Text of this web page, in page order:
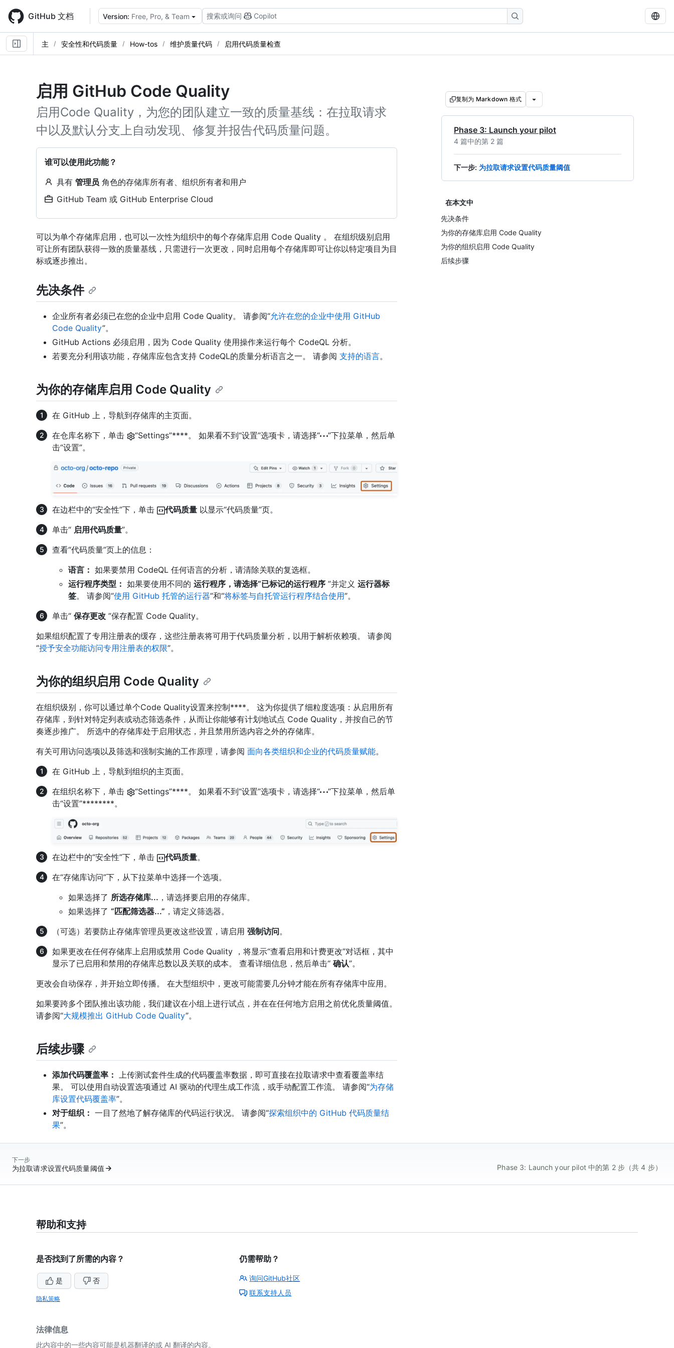
main
content
GitHub 文档 Version: Free, Pro, & Team 搜索或询问 Copilot
主 安全性和代码质量 How-tos 维护质量代码 启用代码质量检查
启用 GitHub Code Quality
启用Code Quality，为您的团队建立一致的质量基线：在拉取请求
中以及默认分支上自动发现、修复并报告代码质量问题。
谁可以使用此功能？
具有 管理员 角色的存储库所有者、组织所有者和用户
GitHub Team 或 GitHub Enterprise Cloud
复制为 Markdown 格式
Phase 3: Launch your pilot
4 篇中的第 2 篇
下一步: 为拉取请求设置代码质量阈值
在本文中
先决条件
为你的存储库启用 Code Quality
为你的组织启用 Code Quality
后续步骤
可以为单个存储库启用，也可以一次性为组织中的每个存储库启用 Code Quality 。 在组织级别启用
可让所有团队获得一致的质量基线，只需进行一次更改，同时启用每个存储库即可让你以特定项目为目
标或逐步推出。
先决条件
企业所有者必须已在您的企业中启用 Code Quality。 请参阅“允许在您的企业中使用 GitHub
Code Quality”。
GitHub Actions 必须启用，因为 Code Quality 使用操作来运行每个 CodeQL 分析。
若要充分利用该功能，存储库应包含支持 CodeQL的质量分析语言之一。 请参阅 支持的语言。
为你的存储库启用 Code Quality
在 GitHub 上，导航到存储库的主页面。
在仓库名称下，单击
“Settings”****。 如果看不到“设置”选项卡，请选择“
”下拉菜单，然后单
击“设置”。
在边栏中的“安全性”下，单击 代码质量 以显示“代码质量”页。
单击“ 启用代码质量”。
查看“代码质量”页上的信息：
语言： 如果要禁用 CodeQL 任何语言的分析，请清除关联的复选框。
运行程序类型： 如果要使用不同的 运行程序，请选择“已标记的运行程序 ”并定义 运行器标
签。 请参阅“使用 GitHub 托管的运行器”和“将标签与自托管运行程序结合使用”。
单击“ 保存更改 ”保存配置 Code Quality。
如果组织配置了专用注册表的缓存，这些注册表将可用于代码质量分析，以用于解析依赖项。 请参阅
“授予安全功能访问专用注册表的权限”。
为你的组织启用 Code Quality
在组织级别，你可以通过单个Code Quality设置来控制****。 这为你提供了细粒度选项：从启用所有
存储库，到针对特定列表或动态筛选条件，从而让你能够有计划地试点 Code Quality，并按自己的节
奏逐步推广。 所选中的存储库处于启用状态，并且禁用所选内容之外的存储库。
有关可用访问选项以及筛选和强制实施的工作原理，请参阅 面向各类组织和企业的代码质量赋能。
在 GitHub 上，导航到组织的主页面。
在组织名称下，单击
“Settings”****。 如果看不到“设置”选项卡，请选择“
”下拉菜单，然后单
击“设置”********。
在边栏中的“安全性”下，单击 代码质量。
在“存储库访问”下，从下拉菜单中选择一个选项。
如果选择了 所选存储库... ，请选择要启用的存储库。
如果选择了 “匹配筛选器...” ，请定义筛选器。
（可选）若要防止存储库管理员更改这些设置，请启用 强制访问。
如果更改在任何存储库上启用或禁用 Code Quality ，将显示“查看启用和计费更改”对话框，其中
显示了已启用和禁用的存储库总数以及关联的成本。 查看详细信息，然后单击“ 确认”。
更改会自动保存，并开始立即传播。 在大型组织中，更改可能需要几分钟才能在所有存储库中应用。
如果要跨多个团队推出该功能，我们建议在小组上进行试点，并在在任何地方启用之前优化质量阈值。
请参阅“大规模推出 GitHub Code Quality”。
后续步骤
添加代码覆盖率： 上传测试套件生成的代码覆盖率数据，即可直接在拉取请求中查看覆盖率结
果。 可以使用自动设置选项通过 AI 驱动的代理生成工作流，或手动配置工作流。 请参阅“为存储
库设置代码覆盖率”。
对于组织： 一目了然地了解存储库的代码运行状况。 请参阅“探索组织中的 GitHub 代码质量结
果”。
下一步
为拉取请求设置代码质量阈值 Phase 3: Launch your pilot 中的第 2 步（共 4 步）
帮助和支持
是否找到了所需的内容？
是 否
隐私策略
仍需帮助？
询问GitHub社区
联系支持人员
法律信息
此内容中的一些内容可能是机器翻译的或 AI 翻译的内容。